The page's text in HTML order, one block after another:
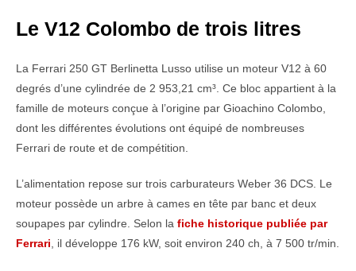
Le V12 Colombo de trois litres
La Ferrari 250 GT Berlinetta Lusso utilise un moteur V12 à 60
degrés d’une cylindrée de 2 953,21 cm³. Ce bloc appartient à la
famille de moteurs conçue à l’origine par Gioachino Colombo,
dont les différentes évolutions ont équipé de nombreuses
Ferrari de route et de compétition.
L’alimentation repose sur trois carburateurs Weber 36 DCS. Le
moteur possède un arbre à cames en tête par banc et deux
soupapes par cylindre. Selon la fiche historique publiée par
Ferrari , il développe 176 kW, soit environ 240 ch, à 7 500 tr/min.